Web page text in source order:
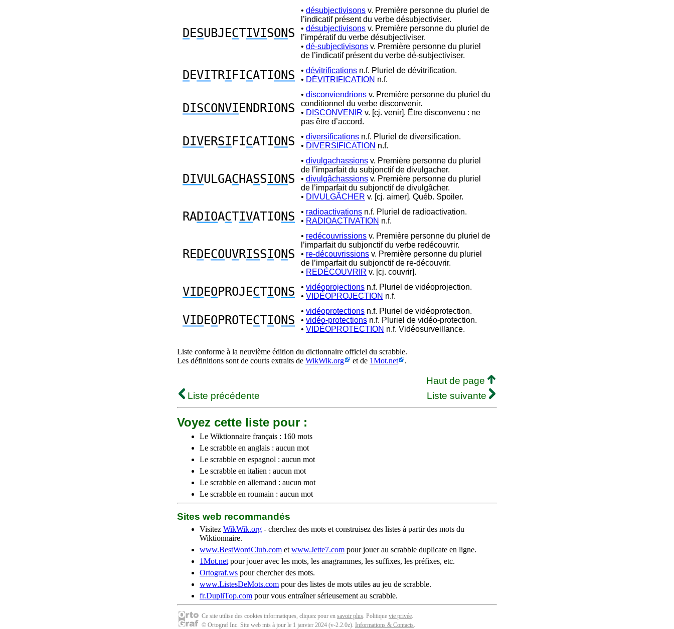
DESUBJECTIVISONS
• désubjectivisons v. Première personne du pluriel de
l’indicatif présent du verbe désubjectiviser.
• désubjectivisons v. Première personne du pluriel de
l’impératif du verbe désubjectiviser.
• dé-subjectivisons v. Première personne du pluriel
de l’indicatif présent du verbe dé-subjectiviser.
DEVITRI FICATIONS • dévitrifications n.f. Pluriel de dévitrification.
• DÉVITRIFICATION n.f.
DISCONVI ENDRIONS
• disconviendrions v. Première personne du pluriel du
conditionnel du verbe disconvenir.
• DISCONVENIR v. [cj. venir]. Être disconvenu : ne
pas être d’accord.
DIVERSI FICATIONS • diversifications n.f. Pluriel de diversification.
• DIVERSIFICATION n.f.
DIVULGACHASSIONS
• divulgachassions v. Première personne du pluriel
de l’imparfait du subjonctif de divulgacher.
• divulgâchassions v. Première personne du pluriel
de l’imparfait du subjonctif de divulgâcher.
• DIVULGÂCHER v. [cj. aimer]. Québ. Spoiler.
RADIOACTIVATIONS • radioactivations n.f. Pluriel de radioactivation.
• RADIOACTIVATION n.f.
REDECOUVRISSIONS
• redécouvrissions v. Première personne du pluriel de
l’imparfait du subjonctif du verbe redécouvrir.
• re-découvrissions v. Première personne du pluriel
de l’imparfait du subjonctif de re-découvrir.
• REDÉCOUVRIR v. [cj. couvrir].
VIDEOPROJECTIONS • vidéoprojections n.f. Pluriel de vidéoprojection.
• VIDÉOPROJECTION n.f.
VIDEOPROTECTIONS
• vidéoprotections n.f. Pluriel de vidéoprotection.
• vidéo-protections n.f. Pluriel de vidéo-protection.
• VIDÉOPROTECTION n.f. Vidéosurveillance.
Liste conforme à la neuvième édition du dictionnaire officiel du scrabble.
Les définitions sont de courts extraits de WikWik.org et de 1Mot.net .
Haut de page
Liste précédente
Liste suivante
Voyez cette liste pour :
Le Wiktionnaire français : 160 mots
Le scrabble en anglais : aucun mot
Le scrabble en espagnol : aucun mot
Le scrabble en italien : aucun mot
Le scrabble en allemand : aucun mot
Le scrabble en roumain : aucun mot
Sites web recommandés
Visitez WikWik.org - cherchez des mots et construisez des listes à partir des mots du
Wiktionnaire.
www.BestWordClub.com et www.Jette7.com pour jouer au scrabble duplicate en ligne.
1Mot.net pour jouer avec les mots, les anagrammes, les suffixes, les préfixes, etc.
Ortograf.ws pour chercher des mots.
www.ListesDeMots.com pour des listes de mots utiles au jeu de scrabble.
fr.DupliTop.com pour vous entraîner sérieusement au scrabble.
Ce site utilise des cookies informatiques, cliquez pour en savoir plus. Politique vie privée.
© Ortograf Inc. Site web mis à jour le 1 janvier 2024 (v-2.2.0z). Informations & Contacts.